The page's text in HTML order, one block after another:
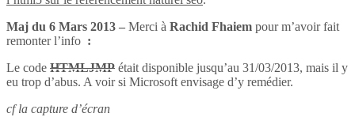
Maj du 6 Mars 2013 – Merci à Rachid Fhaiem pour m’avoir fait
remonter l’info :
Le code HTMLJMP était disponible jusqu’au 31/03/2013, mais il y
eu trop d’abus. A voir si Microsoft envisage d’y remédier.
cf la capture d’écran